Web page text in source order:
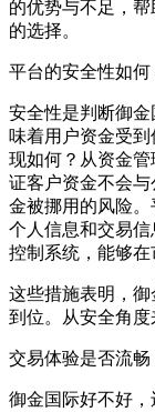
的优势与不足，
的选择。
平台的安全性如何
安全性是判断御
味着用户资金受
现如何？从资金
证客户资金不会
金被挪用的风险
个人信息和交易
控制系统，能够在
这些措施表明，
到位。从安全角度
交易体验是否流畅
御金国际好不好